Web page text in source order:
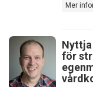
Mer
för